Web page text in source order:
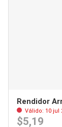
Rendidor
Válido: 10 jul
$5,19